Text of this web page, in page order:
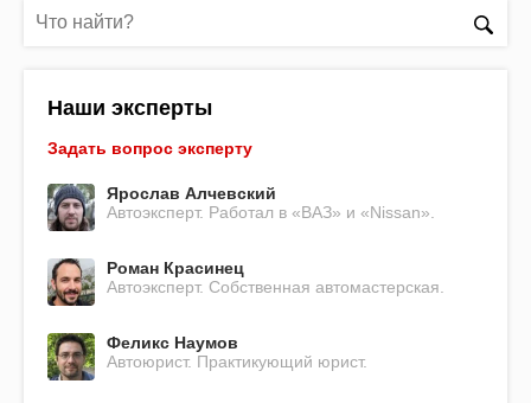
Наши эксперты
Задать вопрос эксперту
Ярослав Алчевский
Автоэксперт. Работал в «ВАЗ» и «Nissan».
Роман Красинец
Автоэксперт. Собственная автомастерская.
Феликс Наумов
Автоюрист. Практикующий юрист.